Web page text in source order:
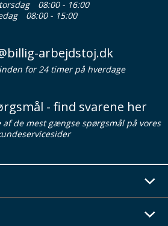
08:00 - 16:00
08:00 - 15:00
arbejdstoj.dk
for 24 timer på hverdage
- find svarene her
af de mest gængse spørgsmål på vores